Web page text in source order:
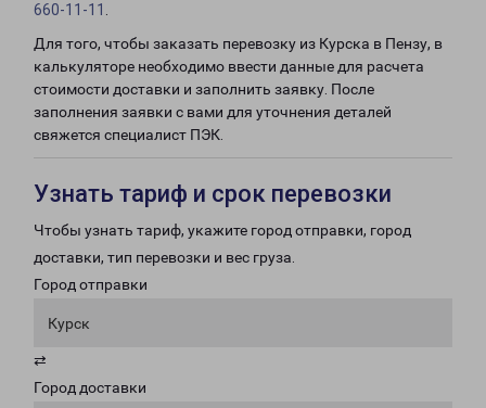
660-11-11
Для того, чтобы заказать перевозку из Курска в Пензу, в
калькуляторе необходимо ввести данные для расчета
стоимости доставки и заполнить заявку. После
заполнения заявки с вами для уточнения деталей
свяжется специалист ПЭК.
Узнать тариф и срок перевозки
Чтобы узнать тариф, укажите город отправки, город
доставки, тип перевозки и вес груза.
Город отправки
Курск
⇄
Город доставки